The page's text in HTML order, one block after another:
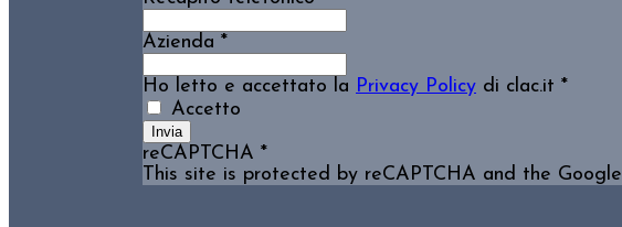
Azienda *
Ho letto e accettato la Privacy Policy di clac.it *
Accetto
Invia
reCAPTCHA *
This site is protected by reCAPTCHA and the Google